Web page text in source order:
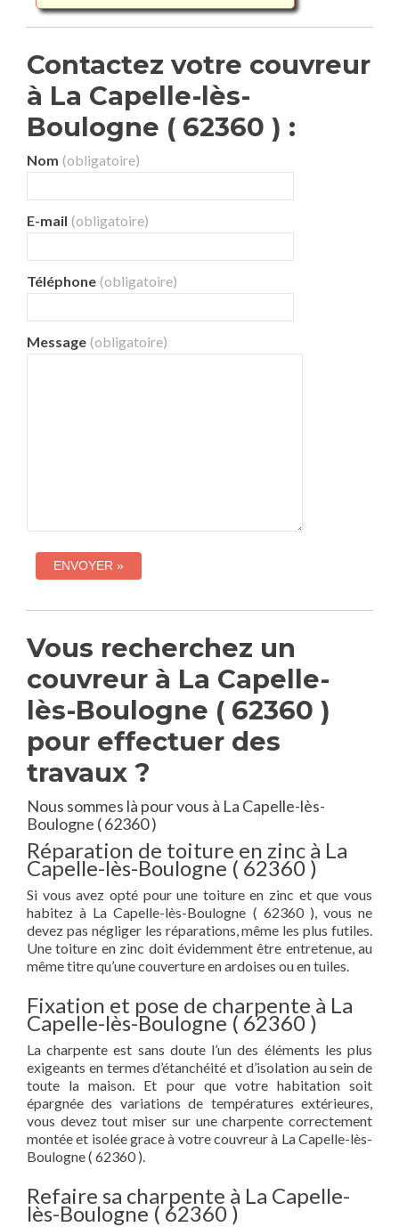
Contactez votre couvreur
à La Capelle-lès-
Boulogne ( 62360 ) :
Nom (obligatoire)
E-mail (obligatoire)
Téléphone (obligatoire)
Message (obligatoire)
Vous recherchez un
couvreur à La Capelle-
lès-Boulogne ( 62360 )
pour effectuer des
travaux ?
Nous sommes là pour vous à La Capelle-lès-
Boulogne ( 62360 )
Réparation de toiture en zinc à La
Capelle-lès-Boulogne ( 62360 )
Si vous avez opté pour une toiture en zinc et que vous
habitez à La Capelle-lès-Boulogne ( 62360 ), vous ne
devez pas négliger les réparations, même les plus futiles.
Une toiture en zinc doit évidemment être entretenue, au
même titre qu’une couverture en ardoises ou en tuiles.
Fixation et pose de charpente à La
Capelle-lès-Boulogne ( 62360 )
La charpente est sans doute l’un des éléments les plus
exigeants en termes d’étanchéité et d’isolation au sein de
toute la maison. Et pour que votre habitation soit
épargnée des variations de températures extérieures,
vous devez tout miser sur une charpente correctement
montée et isolée grace à votre couvreur à La Capelle-lès-
Boulogne ( 62360 ).
Refaire sa charpente à La Capelle-
lès-Boulogne ( 62360 )